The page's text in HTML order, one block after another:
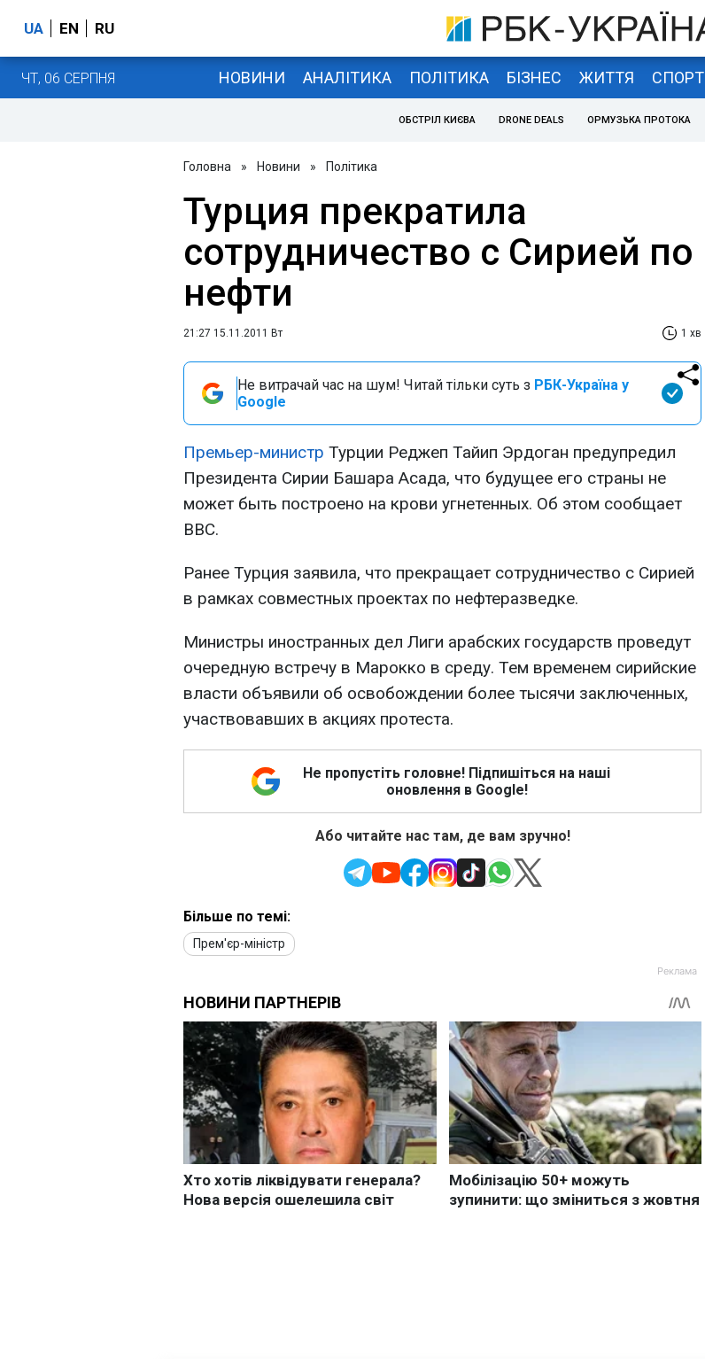
UA EN RU
ЧТ, 06 СЕРПНЯ НОВИНИ АНАЛІТИКА ПОЛІТИКА БІЗНЕС ЖИТТЯ СПОРТ
ОБСТРІЛ КИЄВА DRONE DEALS ОРМУЗЬКА ПРОТОКА
Головна » Новини » Політика
Турция прекратила
сотрудничество с Сирией по
нефти
21:27 15.11.2011 Вт 1 хв
Не витрачай час на шум! Читай тільки суть з РБК-Україна у
Google
Премьер-министр Турции Реджеп Тайип Эрдоган предупредил
Президента Сирии Башара Асада, что будущее его страны не
может быть построено на крови угнетенных. Об этом сообщает
ВВС.
Ранее Турция заявила, что прекращает сотрудничество с Сирией
в рамках совместных проектах по нефтеразведке.
Министры иностранных дел Лиги арабских государств проведут
очередную встречу в Марокко в среду. Тем временем сирийские
власти объявили об освобождении более тысячи заключенных,
участвовавших в акциях протеста.
Не пропустіть головне! Підпишіться на наші
оновлення в Google!
Або читайте нас там, де вам зручно!
Більше по темі:
Прем'єр-міністр